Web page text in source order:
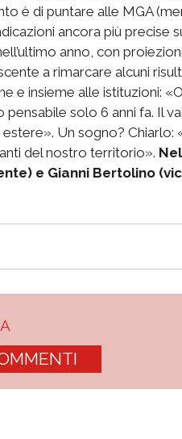
è di puntare alle MGA
ancora più precise
anno, con
a rimarcare alcuni
e insieme alle istituzioni:
pensabile solo 6 anni fa. Il
Un sogno? Chiarlo:
del nostro territorio».
e Gianni Bertolino